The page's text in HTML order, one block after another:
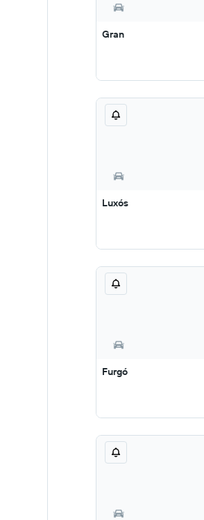
Gran
Luxós
Furgó